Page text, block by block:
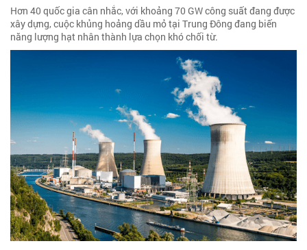
Hơn 40 quốc gia cân nhắc, với khoảng 70 GW công suất đang được
xây dựng, cuộc khủng hoảng dầu mỏ tại Trung Đông đang biến
năng lượng hạt nhân thành lựa chọn khó chối từ.